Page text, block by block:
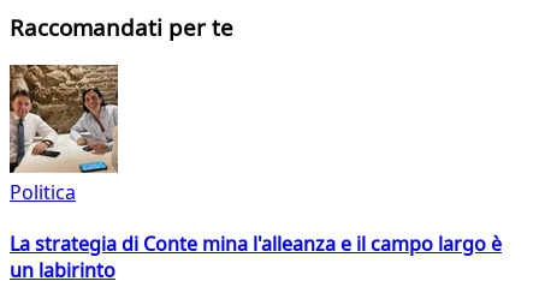
Raccomandati per te
Politica
La strategia di Conte mina l'alleanza e il campo largo è
un labirinto